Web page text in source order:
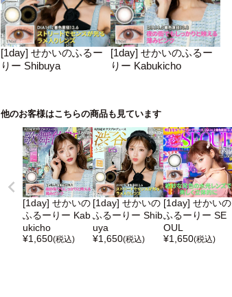
[1day] せかいのふるー
りー Shibuya
[1day] せかいのふるー
りー Kabukicho
他のお客様はこちらの商品も見ています
[1day] せかいの
ふるーりー Kab
ukicho
¥1,650(税込)
[1day] せかいの
ふるーりー Shib
uya
¥1,650(税込)
[1day] せかいの
ふるーりー SE
OUL
¥1,650(税込)